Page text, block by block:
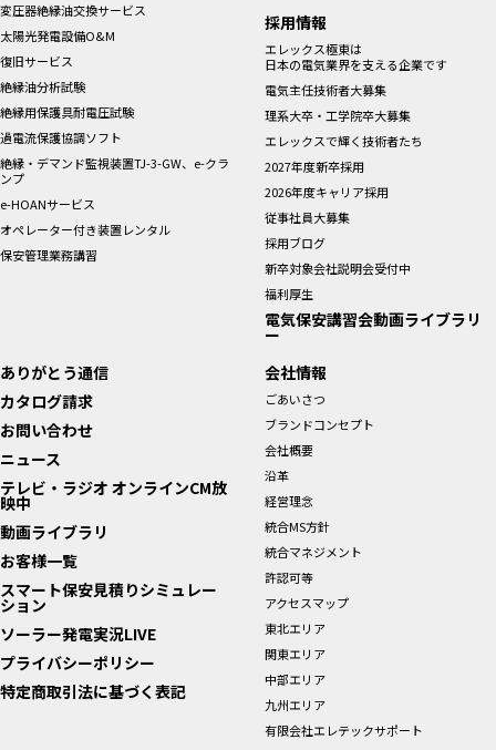
変圧器絶縁油交換サービス
太陽光発電設備O&M
復旧サービス
絶縁油分析試験
絶縁用保護具耐電圧試験
過電流保護協調ソフト
絶縁・デマンド監視装置TJ-3-GW、e-クラ
ンプ
e-HOANサービス
オペレーター付き装置レンタル
保安管理業務講習
採用情報
エレックス極東は
日本の電気業界を支える企業です
電気主任技術者大募集
理系大卒・工学院卒大募集
エレックスで輝く技術者たち
2027年度新卒採用
2026年度キャリア採用
従事社員大募集
採用ブログ
新卒対象会社説明会受付中
福利厚生
電気保安講習会動画ライブラリ
ー
ありがとう通信
カタログ請求
お問い合わせ
ニュース
テレビ・ラジオ オンラインCM放
映中
動画ライブラリ
お客様一覧
スマート保安見積りシミュレー
ション
ソーラー発電実況LIVE
プライバシーポリシー
特定商取引法に基づく表記
会社情報
ごあいさつ
ブランドコンセプト
会社概要
沿革
経営理念
統合MS方針
統合マネジメント
許認可等
アクセスマップ
東北エリア
関東エリア
中部エリア
九州エリア
有限会社エレテックサポート